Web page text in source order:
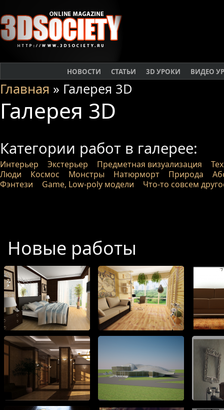
НОВОСТИ СТАТЬИ 3D УРОКИ ВИДЕО
Главная » Галерея 3D
Галерея 3D
Категории работ в галерее:
Интерьер Экстерьер Предметная визуализация
Люди
Космос Монстры Натюрморт Природа
Фэнтези
Game, Low-poly модели Что-то совсем
Новые работы